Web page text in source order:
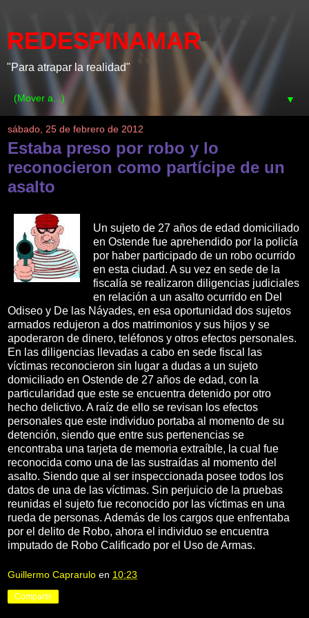
REDESPINAMAR
"Para atrapar la realidad"
▼
sábado, 25 de febrero de 2012
Estaba preso por robo y lo
reconocieron como partícipe de un
asalto
Un sujeto de 27 años de edad domiciliado
en Ostende fue aprehendido por la policía
por haber participado de un robo ocurrido
en esta ciudad. A su vez en sede de la
fiscalía se realizaron diligencias judiciales
en relación a un asalto ocurrido en Del
Odiseo y De las Náyades, en esa oportunidad dos sujetos
armados redujeron a dos matrimonios y sus hijos y se
apoderaron de dinero, teléfonos y otros efectos personales.
En las diligencias llevadas a cabo en sede fiscal las
víctimas reconocieron sin lugar a dudas a un sujeto
domiciliado en Ostende de 27 años de edad, con la
particularidad que este se encuentra detenido por otro
hecho delictivo. A raíz de ello se revisan los efectos
personales que este individuo portaba al momento de su
detención, siendo que entre sus pertenencias se
encontraba una tarjeta de memoria extraíble, la cual fue
reconocida como una de las sustraídas al momento del
asalto. Siendo que al ser inspeccionada posee todos los
datos de una de las víctimas. Sin perjuicio de la pruebas
reunidas el sujeto fue reconocido por las víctimas en una
rueda de personas. Además de los cargos que enfrentaba
por el delito de Robo, ahora el individuo se encuentra
imputado de Robo Calificado por el Uso de Armas.
Guillermo Caprarulo en 10:23
Compartir